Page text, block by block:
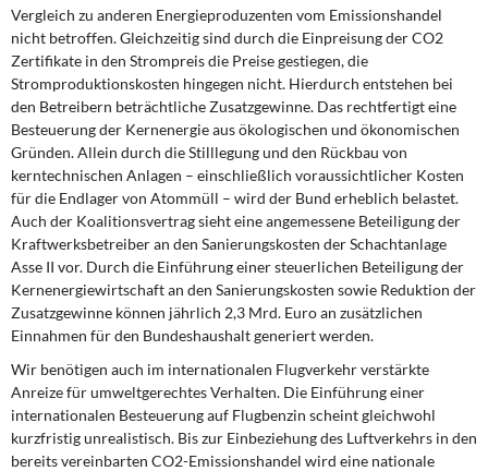
Vergleich zu anderen Energieproduzenten vom Emissionshandel
nicht betroffen. Gleichzeitig sind durch die Einpreisung der CO2
Zertifikate in den Strompreis die Preise gestiegen, die
Stromproduktionskosten hingegen nicht. Hierdurch entstehen bei
den Betreibern beträchtliche Zusatzgewinne. Das rechtfertigt eine
Besteuerung der Kernenergie aus ökologischen und ökonomischen
Gründen. Allein durch die Stilllegung und den Rückbau von
kerntechnischen Anlagen – einschließlich voraussichtlicher Kosten
für die Endlager von Atommüll – wird der Bund erheblich belastet.
Auch der Koalitionsvertrag sieht eine angemessene Beteiligung der
Kraftwerksbetreiber an den Sanierungskosten der Schachtanlage
Asse II vor. Durch die Einführung einer steuerlichen Beteiligung der
Kernenergiewirtschaft an den Sanierungskosten sowie Reduktion der
Zusatzgewinne können jährlich 2,3 Mrd. Euro an zusätzlichen
Einnahmen für den Bundeshaushalt generiert werden.
Wir benötigen auch im internationalen Flugverkehr verstärkte
Anreize für umweltgerechtes Verhalten. Die Einführung einer
internationalen Besteuerung auf Flugbenzin scheint gleichwohl
kurzfristig unrealistisch. Bis zur Einbeziehung des Luftverkehrs in den
bereits vereinbarten CO2-Emissionshandel wird eine nationale